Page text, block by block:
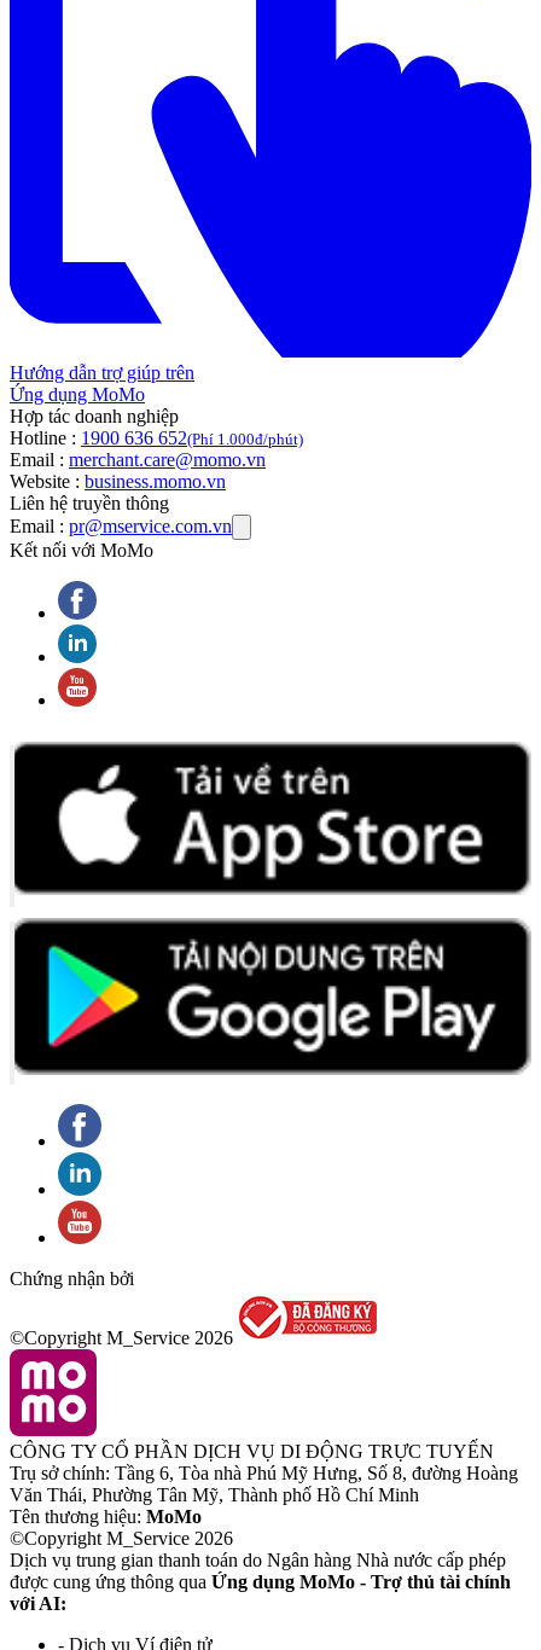
Hướng dẫn trợ giúp trên
Ứng dụng MoMo
Hợp tác doanh nghiệp
Hotline : 1900 636 652(Phí 1.000đ/phút)
Email : merchant.care@momo.vn
Website : business.momo.vn
Liên hệ truyền thông
Email : pr@mservice.com.vn
Kết nối với MoMo
Chứng nhận bởi
©Copyright M_Service 2026
CÔNG TY CỔ PHẦN DỊCH VỤ DI ĐỘNG TRỰC TUYẾN
Trụ sở chính: Tầng 6, Tòa nhà Phú Mỹ Hưng, Số 8, đường Hoàng
Văn Thái, Phường Tân Mỹ, Thành phố Hồ Chí Minh
Tên thương hiệu: MoMo
©Copyright M_Service 2026
Dịch vụ trung gian thanh toán do Ngân hàng Nhà nước cấp phép
được cung ứng thông qua Ứng dụng MoMo - Trợ thủ tài chính
với AI:
- Dịch vụ Ví điện tử